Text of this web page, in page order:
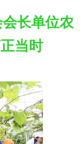
长单位农
当时